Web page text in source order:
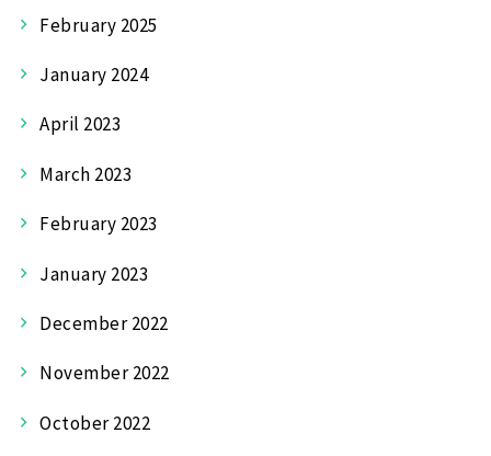
February 2025
January 2024
April 2023
March 2023
February 2023
January 2023
December 2022
November 2022
October 2022